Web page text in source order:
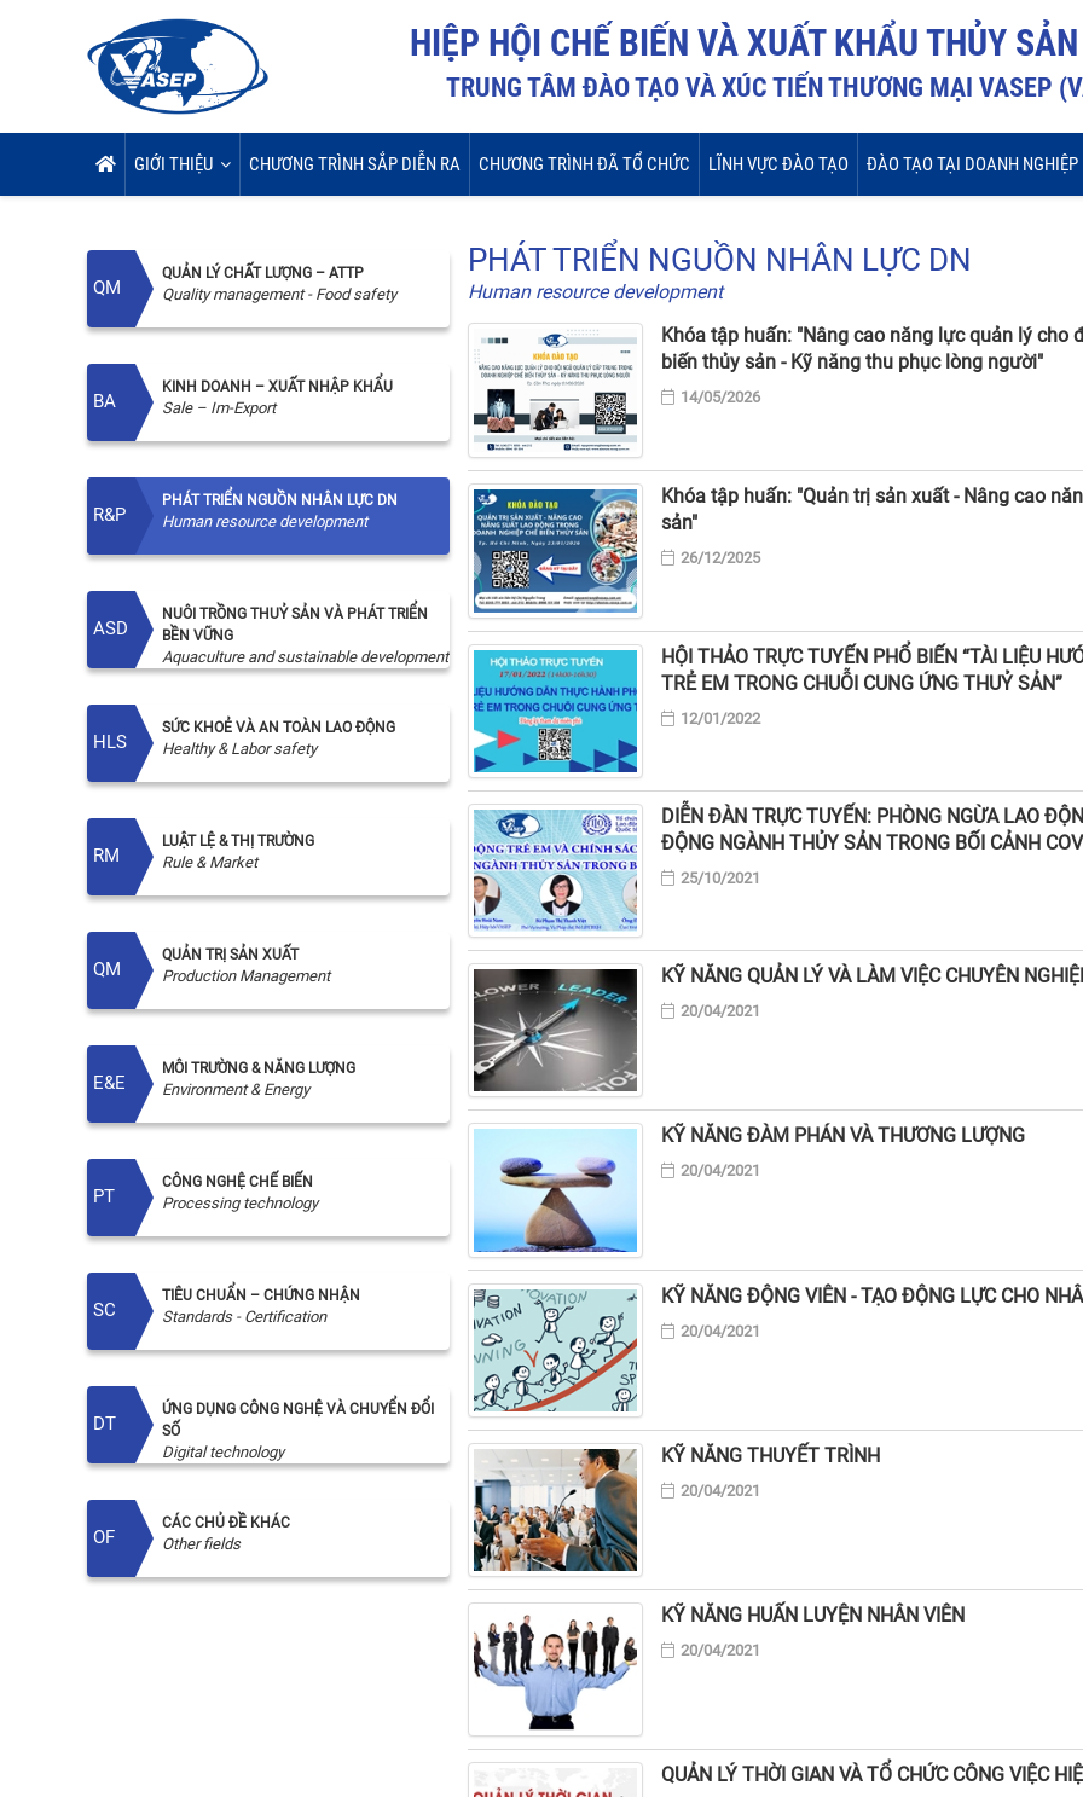
HIỆP HỘI CHẾ BIẾN VÀ XUẤT KHẨU THỦY
TRUNG TÂM ĐÀO TẠO VÀ XÚC TIẾN THƯƠNG MẠI VASEP
GIỚI THIỆU CHƯƠNG TRÌNH SẮP DIỄN RA CHƯƠNG TRÌNH ĐÃ TỔ CHỨC LĨNH VỰC ĐÀO TẠO ĐÀO TẠO TẠI DOANH NGHIỆP
QM
QUẢN LÝ CHẤT LƯỢNG – ATTP
Quality management - Food safety
BA
KINH DOANH – XUẤT NHẬP KHẨU
Sale – Im-Export
R&P
PHÁT TRIỂN NGUỒN NHÂN LỰC DN
Human resource development
ASD
NUÔI TRỒNG THUỶ SẢN VÀ PHÁT TRIỂN
BỀN VỮNG
Aquaculture and sustainable development
HLS
SỨC KHOẺ VÀ AN TOÀN LAO ĐỘNG
Healthy & Labor safety
RM
LUẬT LỆ & THỊ TRƯỜNG
Rule & Market
QM
QUẢN TRỊ SẢN XUẤT
Production Management
E&E
MÔI TRƯỜNG & NĂNG LƯỢNG
Environment & Energy
PT
CÔNG NGHỆ CHẾ BIẾN
Processing technology
SC
TIÊU CHUẨN – CHỨNG NHẬN
Standards - Certification
DT
ỨNG DỤNG CÔNG NGHỆ VÀ CHUYỂN ĐỔI
SỐ
Digital technology
OF
CÁC CHỦ ĐỀ KHÁC
Other fields
PHÁT TRIỂN NGUỒN NHÂN LỰC DN
Human resource development
Khóa tập huấn: "Nâng cao năng lực quản lý
biến thủy sản - Kỹ năng thu phục lòng người"
14/05/2026
Khóa tập huấn: "Quản trị sản xuất - Nâng cao
sản"
26/12/2025
HỘI THẢO TRỰC TUYẾN PHỔ BIẾN “TÀI LIỆU
TRẺ EM TRONG CHUỖI CUNG ỨNG THUỶ SẢN”
12/01/2022
DIỄN ĐÀN TRỰC TUYẾN: PHÒNG NGỪA LAO
ĐỘNG NGÀNH THỦY SẢN TRONG BỐI CẢNH
25/10/2021
KỸ NĂNG QUẢN LÝ VÀ LÀM VIỆC CHUYÊN
20/04/2021
KỸ NĂNG ĐÀM PHÁN VÀ THƯƠNG LƯỢNG
20/04/2021
KỸ NĂNG ĐỘNG VIÊN - TẠO ĐỘNG LỰC CHO
20/04/2021
KỸ NĂNG THUYẾT TRÌNH
20/04/2021
KỸ NĂNG HUẤN LUYỆN NHÂN VIÊN
20/04/2021
QUẢN LÝ THỜI GIAN VÀ TỔ CHỨC CÔNG VIỆC